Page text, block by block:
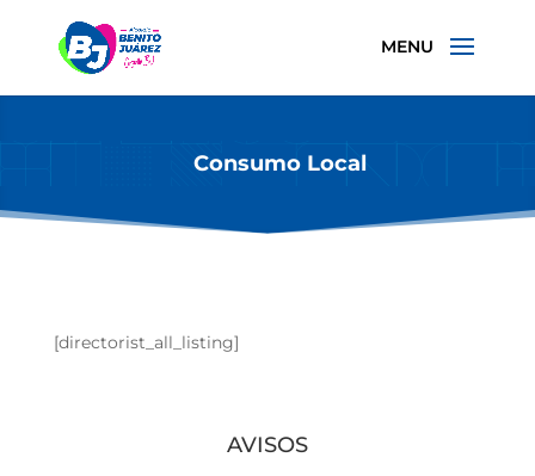
Consumo Local
[directorist_all_listing]
AVISOS